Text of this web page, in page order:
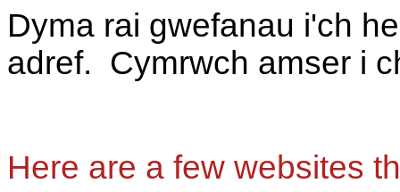
Dyma rai gwefanau i'ch
adref. Cymrwch amser i
Here are a few websites